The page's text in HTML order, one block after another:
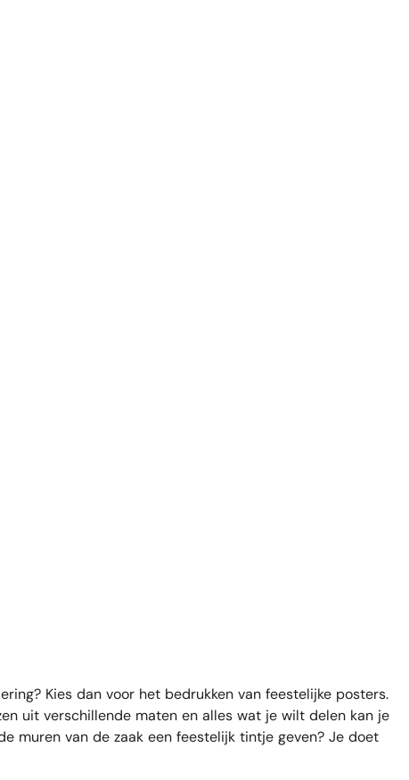
Kies dan voor het bedrukken van feestelijke posters.
uit verschillende maten en alles wat je wilt delen kan je
muren van de zaak een feestelijk tintje geven? Je doet